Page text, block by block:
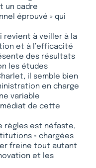
un cadre
éprouvé » qui
revient à veiller à la
et à l’efficacité
des résultats
les études
il semble bien
en charge
variable
de cette
règles est néfaste,
» chargées
freine tout autant
et les